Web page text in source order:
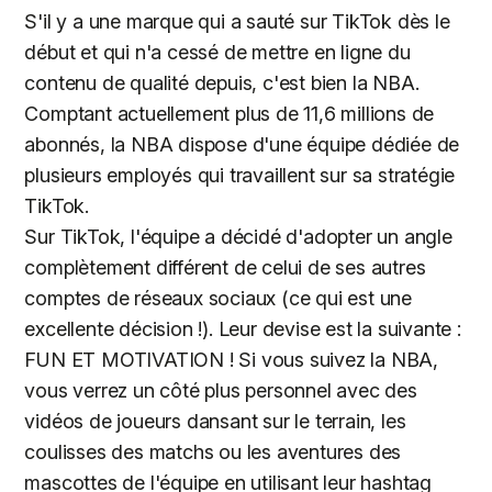
S'il y a une marque qui a sauté sur TikTok dès le
début et qui n'a cessé de mettre en ligne du
contenu de qualité depuis, c'est bien la NBA.
Comptant actuellement plus de 11,6 millions de
abonnés, la NBA dispose d'une équipe dédiée de
plusieurs employés qui travaillent sur sa stratégie
TikTok.
Sur TikTok, l'équipe a décidé d'adopter un angle
complètement différent de celui de ses autres
comptes de réseaux sociaux (ce qui est une
excellente décision !). Leur devise est la suivante :
FUN ET MOTIVATION ! Si vous suivez la NBA,
vous verrez un côté plus personnel avec des
vidéos de joueurs dansant sur le terrain, les
coulisses des matchs ou les aventures des
mascottes de l'équipe en utilisant leur hashtag